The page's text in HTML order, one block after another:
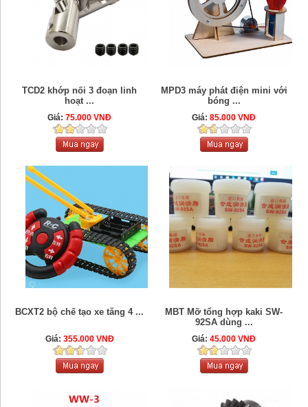
TCD2 khớp nối 3 đoạn linh
hoạt ...
Giá:75.000 VNĐ
MPD3 máy phát điện mini với
bóng ...
Giá:85.000 VNĐ
BCXT2 bộ chế tạo xe tăng 4 ...
Giá: 355.000 VNĐ
MBT Mỡ tổng hợp kaki SW-
92SA dùng ...
Giá:45.000 VNĐ